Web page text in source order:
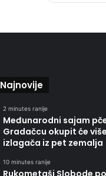
Najnovije
2 minutes ranije
Međunarodni sajam
Gradačcu okupit će
izlagača iz pet zemalja
10 minutes ranije
Rukometaši Slobode